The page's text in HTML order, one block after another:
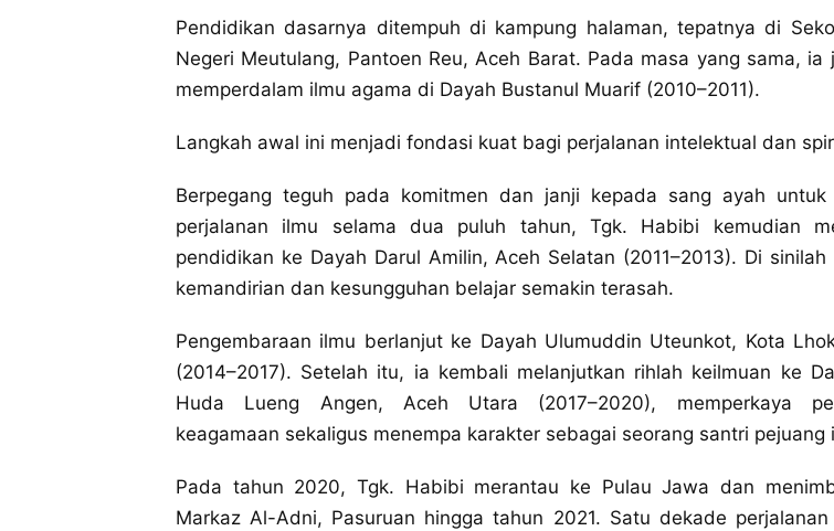
Pendidikan dasarnya ditempuh di kampung halaman, tepatnya di
Negeri Meutulang, Pantoen Reu, Aceh Barat. Pada masa yang sama, ia
memperdalam ilmu agama di Dayah Bustanul Muarif (2010–2011).
Langkah awal ini menjadi fondasi kuat bagi perjalanan intelektual dan
Berpegang teguh pada komitmen dan janji kepada sang ayah untuk
perjalanan ilmu selama dua puluh tahun, Tgk. Habibi kemudian
pendidikan ke Dayah Darul Amilin, Aceh Selatan (2011–2013). Di sinilah
kemandirian dan kesungguhan belajar semakin terasah.
Pengembaraan ilmu berlanjut ke Dayah Ulumuddin Uteunkot, Kota
(2014–2017). Setelah itu, ia kembali melanjutkan rihlah keilmuan ke
Huda Lueng Angen, Aceh Utara (2017–2020), memperkaya
keagamaan sekaligus menempa karakter sebagai seorang santri pejuang
Pada tahun 2020, Tgk. Habibi merantau ke Pulau Jawa dan
Markaz Al-Adni, Pasuruan hingga tahun 2021. Satu dekade